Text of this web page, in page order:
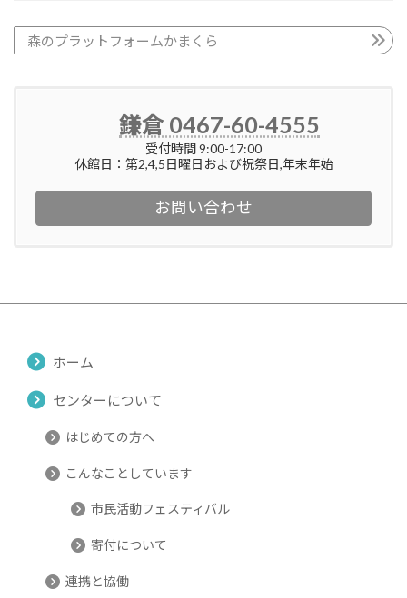
森のプラットフォームかまくら
鎌倉 0467-60-4555
受付時間 9:00-17:00
休館日：第2,4,5日曜日および祝祭日,年末年始
お問い合わせ
ホーム
センターについて
はじめての方へ
こんなことしています
市民活動フェスティバル
寄付について
連携と協働